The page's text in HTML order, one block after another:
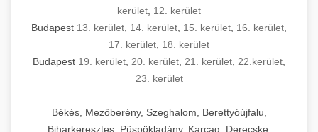
kerület 12. kerület
Budapest 13. kerület 14. kerület 15. kerület 16. kerület
17. kerület 18. kerület
Budapest 19. kerület 20. kerület 21. kerület 22.kerület
23. kerület
Békés, Mezőberény, Szeghalom, Berettyóújfalu,
Biharkeresztes, Püspökladány, Karcag, Derecske,